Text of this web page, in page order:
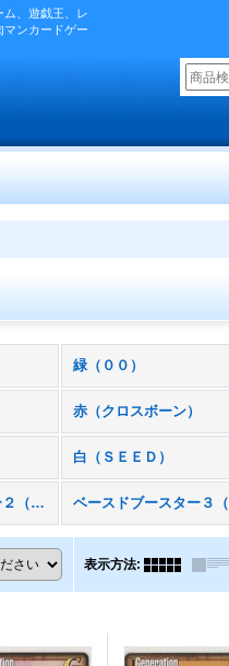
、遊戯王、レ
ンカードゲー
緑（００）
赤（クロスボーン）
白（ＳＥＥＤ）
ベースドブースター２（再録）
表示方法: